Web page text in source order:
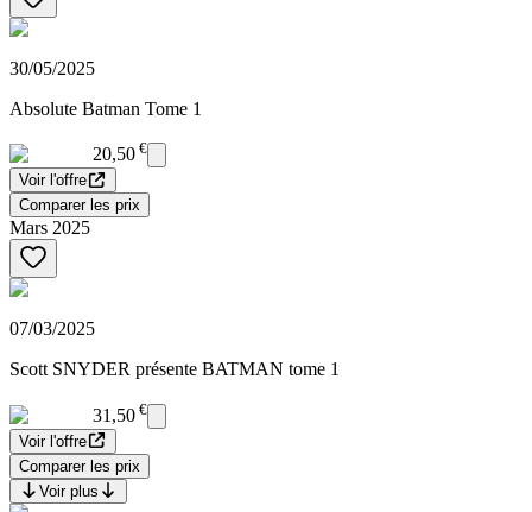
30/05/2025
Absolute Batman Tome 1
20,50 €
Voir l'offre
Comparer les prix
Mars 2025
07/03/2025
Scott SNYDER présente BATMAN tome 1
31,50 €
Voir l'offre
Comparer les prix
Voir plus